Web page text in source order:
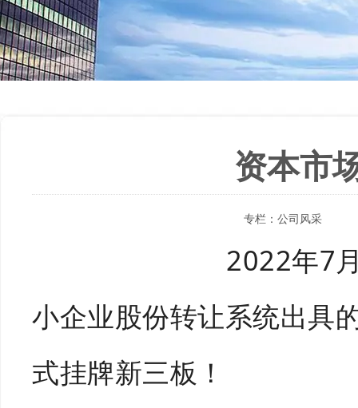
资本市
专栏： 公司风采
2022年7
小企业股份转让系统出具
式挂牌新三板！